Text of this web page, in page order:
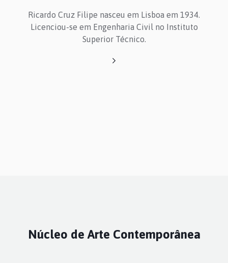
Ricardo Cruz Filipe nasceu em Lisboa em 1934.
Licenciou-se em Engenharia Civil no Instituto
Superior Técnico.
Núcleo de Arte Contemporânea